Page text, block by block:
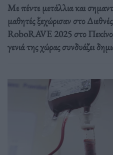
Με πέντε μετάλλια και
μαθητές ξεχώρισαν στο
RoboRAVE 2025 στο Πεκίνο,
γενιά της χώρας συνδυάζει